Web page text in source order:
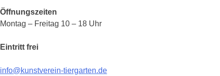
Öffnungszeiten
Montag – Freitag 10 – 18 Uhr
Eintritt frei
info@kunstverein-tiergarten.de